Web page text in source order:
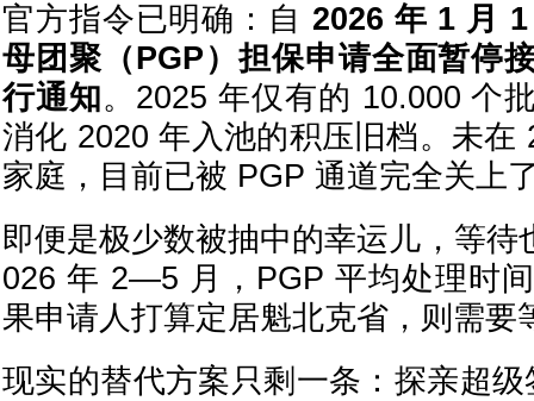
官方指令已明确：自 2026 年 1 月
母团聚 （PGP）担保申请全面暂停
行通知。2025 年仅有的 10.000 个
消化 2020 年入池的积压旧档。未在
家庭，目前已被 PGP 通道完全关上
即便是极少数被抽中的幸运儿，等待
026 年 2—5 月，PGP 平均处理时
果申请人打算定居魁北克省，则需
现实的替代方案只剩一条：探亲超